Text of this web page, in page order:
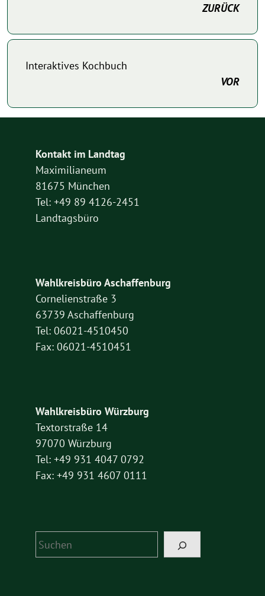
ZURÜCK
Interaktives Kochbuch
VOR
Kontakt im Landtag
Maximilianeum
81675 München
Tel: +49 89 4126-2451
Landtagsbüro
Wahlkreisbüro Aschaffenburg
Cornelienstraße 3
63739 Aschaffenburg
Tel: 06021-4510450
Fax: 06021-4510451
Wahlkreisbüro Würzburg
Textorstraße 14
97070 Würzburg
Tel: +49 931 4047 0792
Fax: +49 931 4607 0111
Suchen